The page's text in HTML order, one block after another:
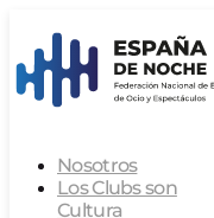
Nosotros
Los Clubs son
Cultura